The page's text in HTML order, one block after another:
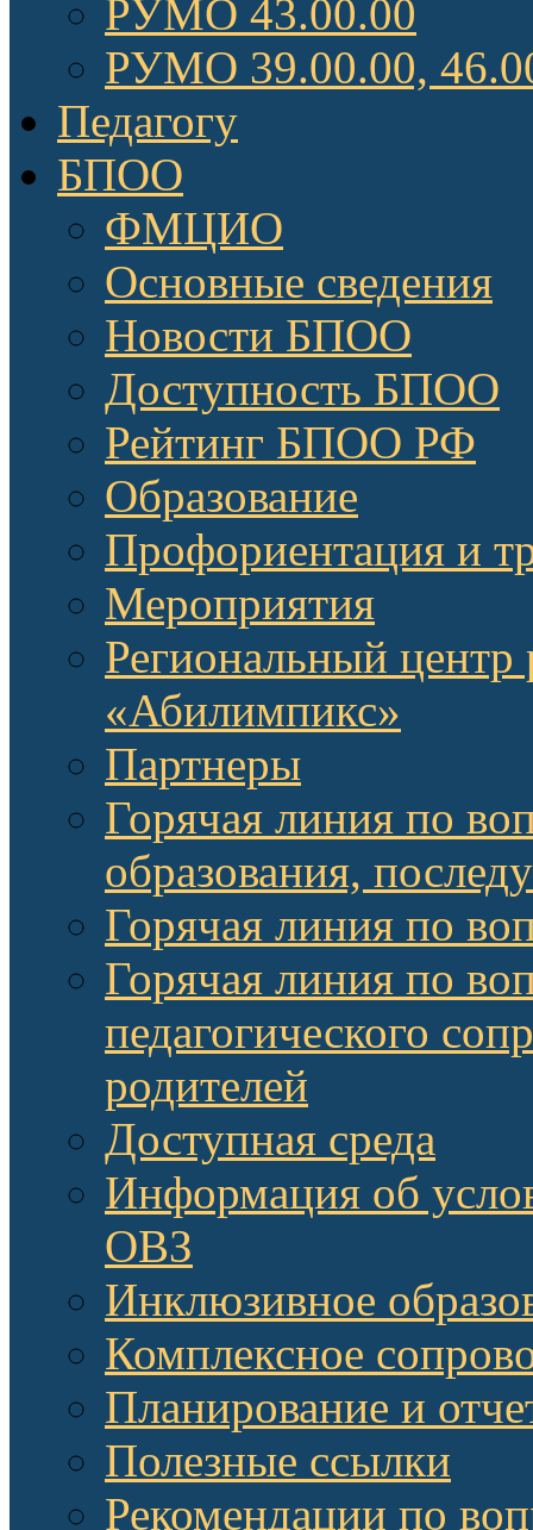
РУМО 43.00.00
РУМО 39.00.00,
Педагогу
БПОО
ФМЦИО
Основные сведения
Новости БПОО
Доступность БПОО
Рейтинг БПОО РФ
Образование
Профориентация и
Мероприятия
Региональный центр
«Абилимпикс»
Партнеры
Горячая линия по
образования,
Горячая линия по
Горячая линия по
педагогического
родителей
Доступная среда
Информация об
ОВЗ
Инклюзивное
Комплексное
Планирование и
Полезные ссылки
Рекомендации по